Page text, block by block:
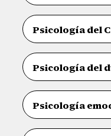
Psicología del
Psicología del
Psicología